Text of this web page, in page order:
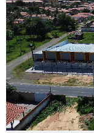
ao público
Obra foi
emendas do
Espaço
conforto para
Local contará
produtos